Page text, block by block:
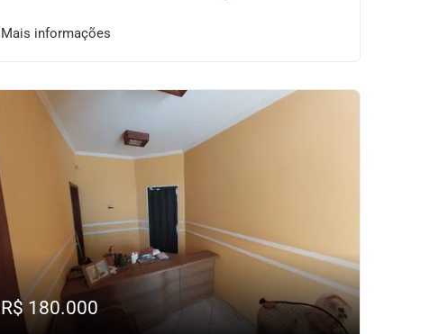
Mais informações
R$ 180.000